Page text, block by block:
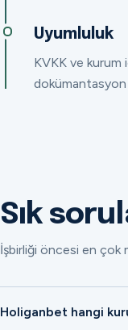
Uyumluluk
KVKK ve kurum
dokümantasyon
Sık
İşbirliği öncesi en çok
Holiganbet hangi